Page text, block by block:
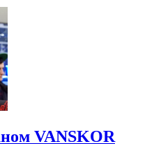
VANSKOR